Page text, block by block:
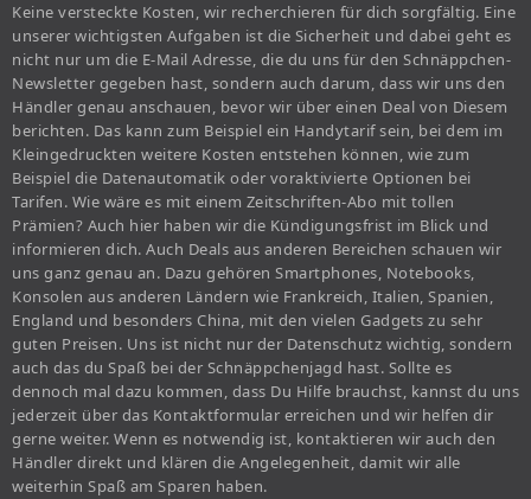
Keine versteckte Kosten, wir recherchieren für dich sorgfältig. Eine
unserer wichtigsten Aufgaben ist die Sicherheit und dabei geht es
nicht nur um die E-Mail Adresse, die du uns für den Schnäppchen-
Newsletter gegeben hast, sondern auch darum, dass wir uns den
Händler genau anschauen, bevor wir über einen Deal von Diesem
berichten. Das kann zum Beispiel ein Handytarif sein, bei dem im
Kleingedruckten weitere Kosten entstehen können, wie zum
Beispiel die Datenautomatik oder voraktivierte Optionen bei
Tarifen. Wie wäre es mit einem Zeitschriften-Abo mit tollen
Prämien? Auch hier haben wir die Kündigungsfrist im Blick und
informieren dich. Auch Deals aus anderen Bereichen schauen wir
uns ganz genau an. Dazu gehören Smartphones, Notebooks,
Konsolen aus anderen Ländern wie Frankreich, Italien, Spanien,
England und besonders China, mit den vielen Gadgets zu sehr
guten Preisen. Uns ist nicht nur der Datenschutz wichtig, sondern
auch das du Spaß bei der Schnäppchenjagd hast. Sollte es
dennoch mal dazu kommen, dass Du Hilfe brauchst, kannst du uns
jederzeit über das Kontaktformular erreichen und wir helfen dir
gerne weiter. Wenn es notwendig ist, kontaktieren wir auch den
Händler direkt und klären die Angelegenheit, damit wir alle
weiterhin Spaß am Sparen haben.